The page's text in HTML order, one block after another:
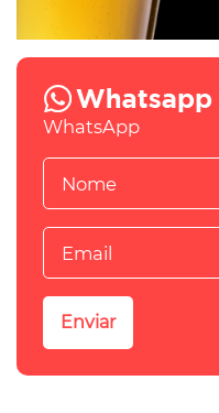
WhatsApp